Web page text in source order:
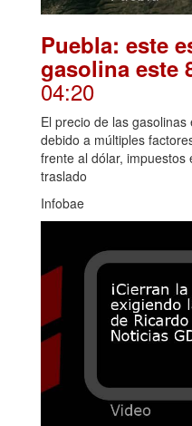
Puebla: este
gasolina este
04:20
El precio de las
debido a múltiples
frente al dólar, impuestos
traslado
Infobae